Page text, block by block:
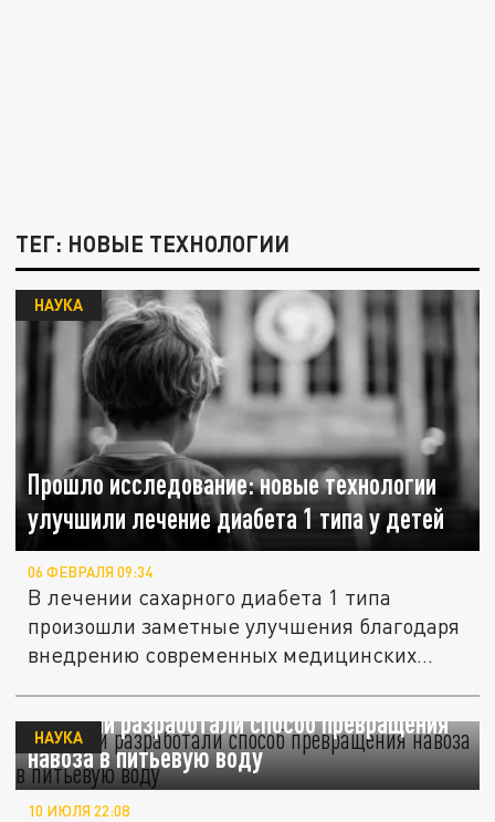
ТЕГ: НОВЫЕ ТЕХНОЛОГИИ
Прошло исследование: новые технологии
улучшили лечение диабета 1 типа у детей
НАУКА
06 ФЕВРАЛЯ 09:34
В лечении сахарного диабета 1 типа
произошли заметные улучшения благодаря
внедрению современных медицинских...
В России разработали способ превращения
навоза в питьевую воду
НАУКА
10 ИЮЛЯ 22:08